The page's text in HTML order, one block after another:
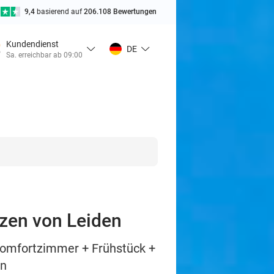
9,4 basierend auf206.108 Bewertungen
Kundendienst
Sa. erreichbar ab 09:00
DE
von Leiden
+ Frühstück +